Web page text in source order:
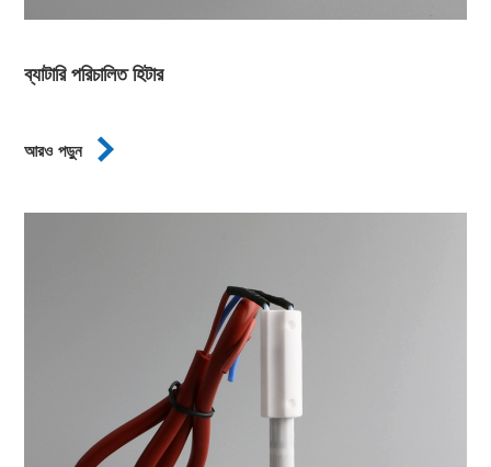
ব্যাটারি পরিচালিত হিটার
আরও পড়ুন 